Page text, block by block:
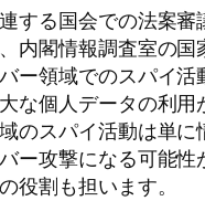
する国会での法案
内閣情報調査室の
ー領域でのスパイ
な個人データの利
のスパイ活動は単に
ー攻撃になる可能
役割も担います。